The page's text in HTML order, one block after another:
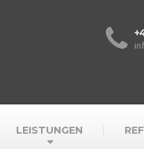
LEISTUNGEN